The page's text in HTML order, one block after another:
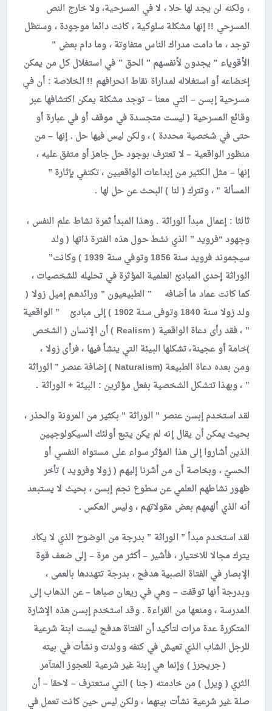
، ولكنه لن يجد لها حلا ، لا في المسرحية، ولا خارج النص
المسرحي !! إنها مشكلة سلوكية ، كانت دائما موجودة ، وستظل
توجد ، ما دامت مدراك الناس متفاوتة ، وما دام بعض ”
الأقوياء ” يجدون لأنفسهم ” الحق ” في استغلال كل من يمكن
إخضاعه أو استغلاله لمداراة نقاط انحرافهم !! الخلاصة : أن في
مسرحية إبسن – التي معنا – توجد مشكلة يمكن اكتشافها عبر
وقائع المسرحية ( ليست متجسدة في موقف أو في عبارة أو
حتى في شخصية محددة ) ، ولكن ليس فيها حل . إنها – من
منظور الواقعية – لا تعترف بوجود حل جاهز أو متفق عليه ،
إنها – مثل الكثير من إبداعات الواقعيين ، تكتفي بإثارة ”
المسألة ” ، وتترك ( لنا ) البحث عن حل لها .
ثالثا : إعمال مبدأ الوراثة . وهذا المبدأ ثمرة نشاط علم النفس ،
وجهود “فرويد ” الذي نشط حول هذه الفترة ذاتها ( ولد
سيجموند فرويد سنة 1856 وتوفي سنة 1939 ) وكانت”
الوراثة إحدى المبادئ العلمية المؤثرة في تحليله للشخصيات ،
كما كانت عماد ما أضافه ” الطبيعيون ” ورائدهم إميل زولا (
ولد زولا سنة 1840 وتوفى سنة 1902 ) إلى مبادئ ” الواقعية
” ، فقد رأى دعاة الواقعية (Realism ) أن الإنسان ( الشخص
)خامة أو عجينة، تشكلها البيئة التي ينشأ فيها ، فرأى زولا ،
ومن بعده دعاة الطبيعة (Naturalism ) إضافة عنصر ” الوراثة
” ، وبهذا تتشكل الشخصية بفعل مؤثرين : البيئة + الوراثة .
لقد استخدم إبسن عنصر ” الوراثة ” بكثير من المرونة والحذر ،
بحيث يمكن أن يقال إنه لم يكن يتبع أولئك السيكولوجيين
الذين أشاروا إلى هذا المؤثر سواء على مستواه النفسي أو
الحسيّ ، وبخاصة أن من أشرنا إليهم ( زولا وفرويد ) تأخر
ظهور نشاطهم العلمي عن سطوع نجم إبسن ، بحيث لا يستبعد
أنه الذي ألهمهم بعض مقولاتهم ، وليس العكس .
لقد استخدم مبدأ ” الوراثة ” بدرجة من الوضوح الذي لا يكاد
يترك مجالا للاختيار ، فأشير – أكثر من مرة – إلى ضعف قوة
الإبصار في الفتاة الصبية هدفج ، بدرجة تتهددها بالعمى ،
وبدرجة أنها توقفت – وهي في ريعان صباها – عن الذهاب إلى
المدرسة ، ومنعها من القراءة . وقد استخدم إبسن هذه الإشارة
المتكررة عدة مرات لتأكيد أن الفتاة هدفج ليست ابنة شرعية
للرجل الشاب الذي تعيش في كنفه وولدت ونشأت في بيته
( جريجرز ) وإنما هي إبنة غير شرعية للعجوز المتآمر
الثري ( وِيرل ) من خادمته ( جنا ) التي ستعترف – لاحقا – أن
صلة غير شرعية نشأت بينهما ، ولكن ليس حين كانت تعمل في